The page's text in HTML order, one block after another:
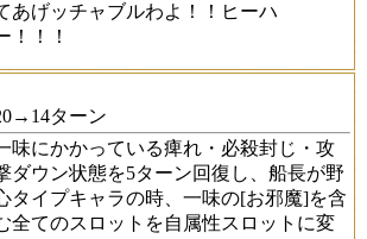
あげッチャブルわよ！！ヒーハ
！！！
ターン
味にかかっている痺れ・必殺封じ・攻
ダウン状態を5ターン回復し、船長が野
タイプキャラの時、一味の[お邪魔]を含
全てのスロットを自属性スロットに変